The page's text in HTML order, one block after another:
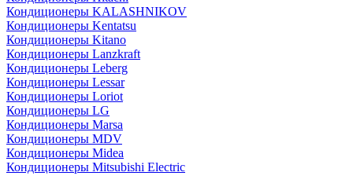
Кондиционеры KALASHNIKOV
Кондиционеры Kentatsu
Кондиционеры Kitano
Кондиционеры Lanzkraft
Кондиционеры Leberg
Кондиционеры Lessar
Кондиционеры Loriot
Кондиционеры LG
Кондиционеры Marsa
Кондиционеры MDV
Кондиционеры Midea
Кондиционеры Mitsubishi Electric